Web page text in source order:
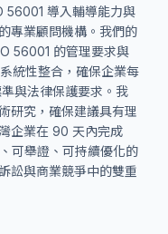
56001 導入輔導能力與
專業顧問機構。我們的
56001 的管理要求與
統性整合，確保企業每
與法律保護要求。我
研究，確保建議具有理
企業在 90 天內完成
可舉證、可持續優化的
訟與商業競爭中的雙重